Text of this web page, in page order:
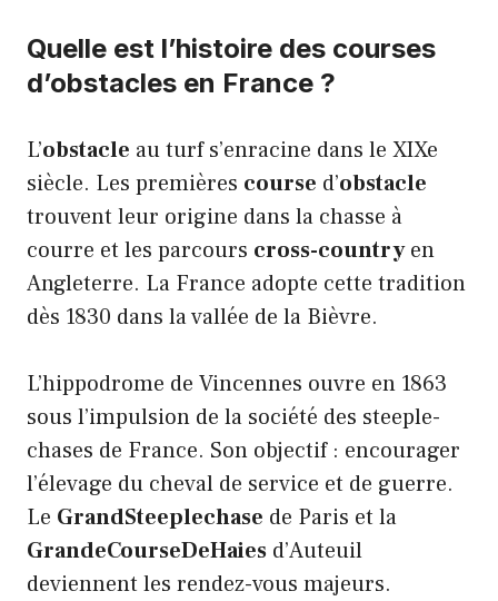
Quelle est l’histoire des courses
d’obstacles en France ?
L’obstacle au turf s’enracine dans le XIXe
siècle. Les premières course d’obstacle
trouvent leur origine dans la chasse à
courre et les parcours cross-countryen
Angleterre. La France adopte cette tradition
dès 1830 dans la vallée de la Bièvre.
L’hippodrome de Vincennes ouvre en 1863
sous l’impulsion de la société des steeple-
chases de France. Son objectif : encourager
l’élevage du cheval de service et de guerre.
Le GrandSteeplechase de Paris et la
GrandeCourseDeHaies d’Auteuil
deviennent les rendez-vous majeurs.